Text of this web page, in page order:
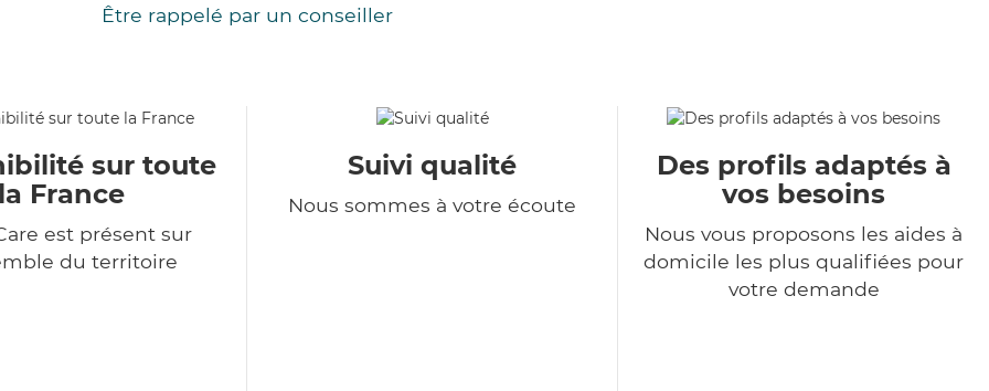
Être rappelé par un conseiller
sur toute
la France
est présent sur
du territoire
Suivi qualité
Nous sommes à votre écoute
Des profils adaptés à
vos besoins
Nous vous proposons les aides à
domicile les plus qualifiées pour
votre demande